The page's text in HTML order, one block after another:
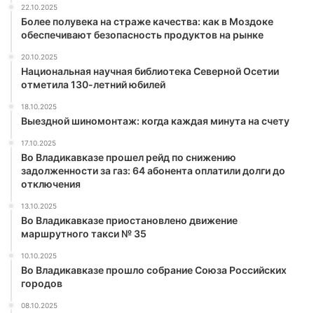
22.10.2025
Более полувека на страже качества: как в Моздоке
обеспечивают безопасность продуктов на рынке
20.10.2025
Национальная научная библиотека Северной Осетии
отметила 130-летний юбилей
18.10.2025
Выездной шиномонтаж: когда каждая минута на счету
17.10.2025
Во Владикавказе прошел рейд по снижению
задолженности за газ: 64 абонента оплатили долги до
отключения
13.10.2025
Во Владикавказе приостановлено движение
маршрутного такси № 35
10.10.2025
Во Владикавказе прошло собрание Союза Российских
городов
08.10.2025